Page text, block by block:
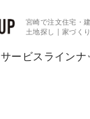
宮崎で注文住宅・
土地探し | 家づく
サービスラインナ